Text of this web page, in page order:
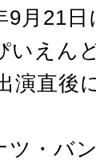
9月21
いえん
演直
ツ・バ